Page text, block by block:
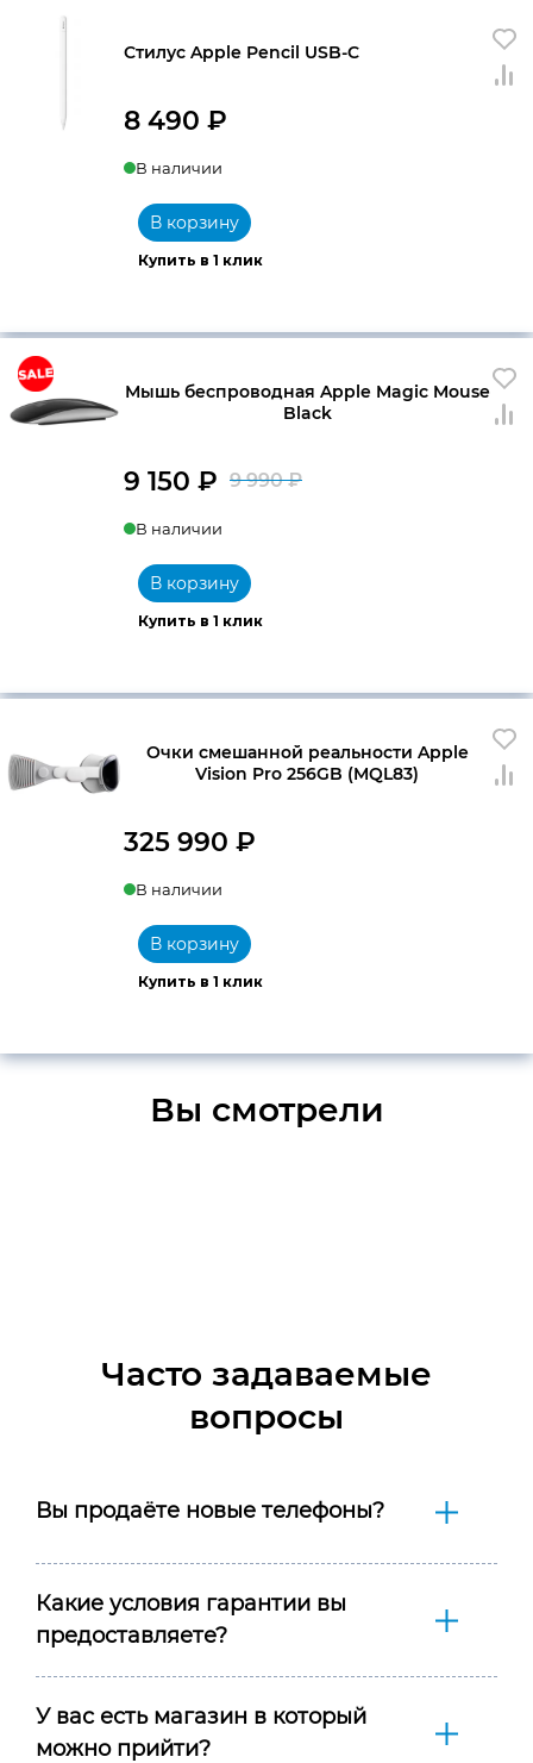
Стилус Apple Pencil USB-C
8 490 ₽
В наличии
Купить в 1 клик
В корзину
Мышь беспроводная Apple Magic Mouse
Black
9 990₽
9 150 ₽
В наличии
Купить в 1 клик
В корзину
Очки смешанной реальности Apple
Vision Pro 256GB (MQL83)
325 990 ₽
В наличии
Купить в 1 клик
В корзину
Вы смотрели
Часто задаваемые
вопросы
Вы продаёте новые телефоны?
Какие условия гарантии вы
предоставляете?
У вас есть магазин в который
можно прийти?